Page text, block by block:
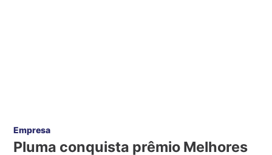
Empresa
Pluma conquista prêmio Melhores